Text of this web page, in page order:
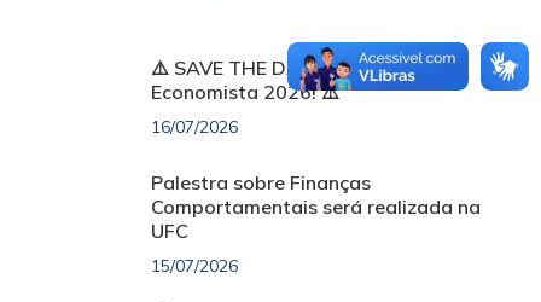
⚠️ SAVE THE DATE: Semana do
Economista 2026! ⚠️
16/07/2026
Palestra sobre Finanças
Comportamentais será realizada na
UFC
15/07/2026